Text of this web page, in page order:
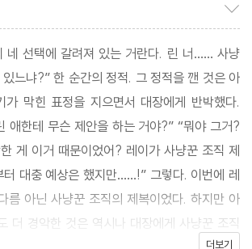
네 선택에 갈려져 있는 거란다. 린 너…… 사냥
느냐?” 한 순간의 정적. 그 정적을 깬 것은 아
가 막힌 표정을 지으면서 대장에게 반박했다.
애한테 무슨 제안을 하는 거야?” “뭐야 그거?
게 이거 때문이었어? 레이가 사냥꾼 조직 제
터 대충 예상은 했지만……!” 그렇다. 이번에 레
름 아닌 사냥꾼 조직의 제복이었다. 하지만 아
더 경악한 것은 역시나 대장에게 사냥꾼 조직
더보기